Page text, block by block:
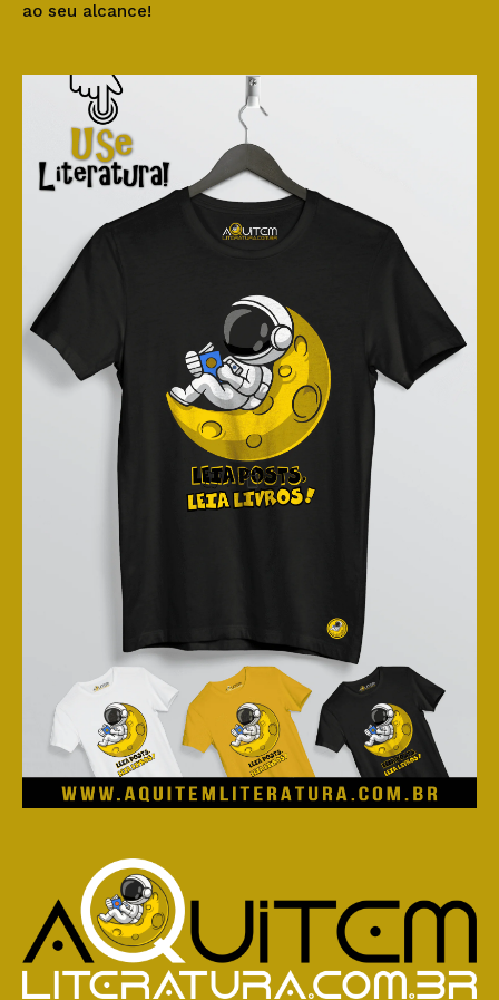
ao seu alcance!